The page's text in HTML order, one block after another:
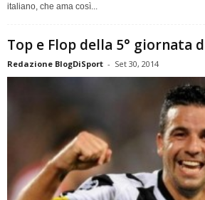
italiano, che ama così...
Top e Flop della 5° giornata
Redazione BlogDiSport - Set 30, 2014